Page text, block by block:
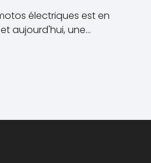
électriques est en
aujourd'hui, une…